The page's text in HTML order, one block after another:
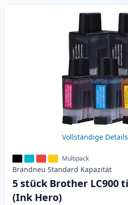
Vollständige
Multipack
Brandneu Standard Kapazität
5 stück Brother LC900
(Ink Hero)